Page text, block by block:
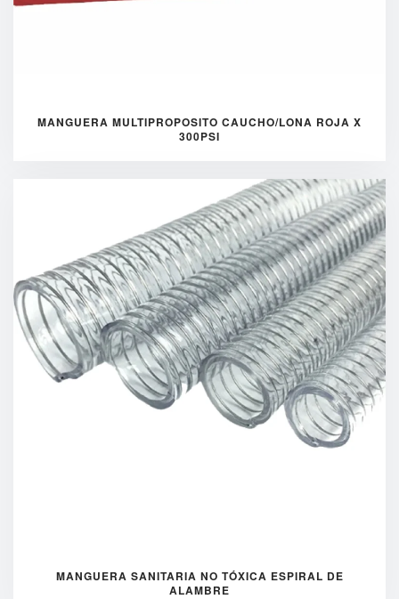
MANGUERA MULTIPROPOSITO CAUCHO/LONA ROJA X
300PSI
MANGUERA SANITARIA NO TÓXICA ESPIRAL DE
ALAMBRE